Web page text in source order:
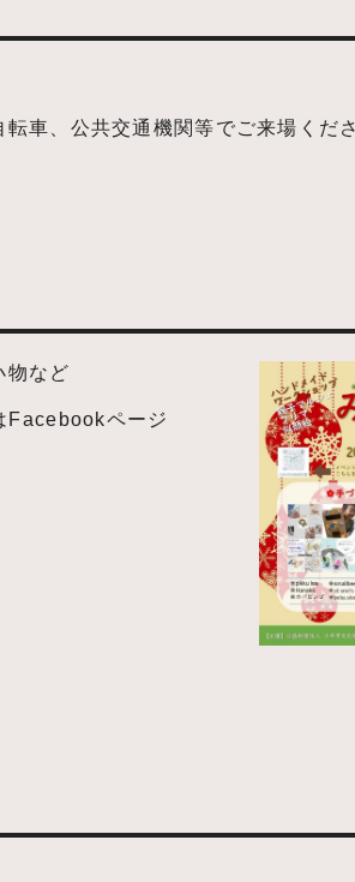
車、公共交通機関等でご来場くだ
物など
Facebookページ